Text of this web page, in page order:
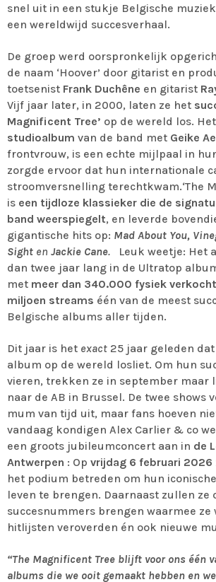
snel uit in een stukje Belgische
een wereldwijd succesverhaal.
De groep werd oorspronkelijk
de naam ‘Hoover’ door gitarist en
toetsenist Frank Duchêne en gitarist
Vijf jaar later, in 2000, laten ze het
Magnificent Tree’ op de wereld los. Het
studioalbum van de band met Geike
frontvrouw, is een echte mijlpaal in
zorgde ervoor dat hun internationale
stroomversnelling terechtkwam.‘The
is een tijdloze klassieker die de
band weerspiegelt, en leverde
gigantische hits op: Mad About You,
Sight en Jackie Cane. Leuk weetje: Het
dan twee jaar lang in de Ultratop
met meer dan 340.000 fysiek
miljoen streams één van de meest
Belgische albums aller tijden.
Dit jaar is het exact 25 jaar geleden
album op de wereld losliet. Om hun
vieren, trekken ze in september maar
naar de AB in Brussel. De twee shows
mum van tijd uit, maar fans hoeven
vandaag kondigen Alex Carlier & co
een groots jubileumconcert aan in de
Antwerpen : Op vrijdag 6 februari 2026
het podium betreden om hun
leven te brengen. Daarnaast zullen ze
succesnummers brengen waarmee ze
hitlijsten veroverden én ook nieuwe
“The Magnificent Tree blijft voor ons één
albums die we ooit gemaakt hebben en